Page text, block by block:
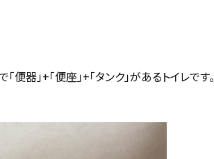
便器」+「便座」+「タンク」があるトイレです。